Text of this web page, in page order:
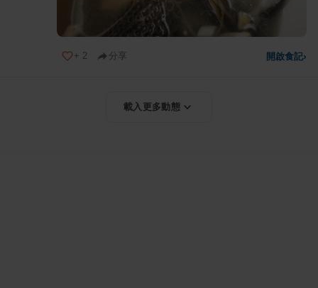
+ 2 分享 開啟食記›
載入更多動態